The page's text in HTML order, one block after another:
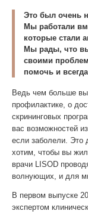
Это был очень
Мы работали
которые стали
Мы рады, что
своими
помочь и
Ведь чем больше вы
профилактике, о
скрининговых
вас возможностей
если заболели. Это
хотим, чтобы вы
врачи LISOD
волнующих, и для
В первом выпуске
экспертом